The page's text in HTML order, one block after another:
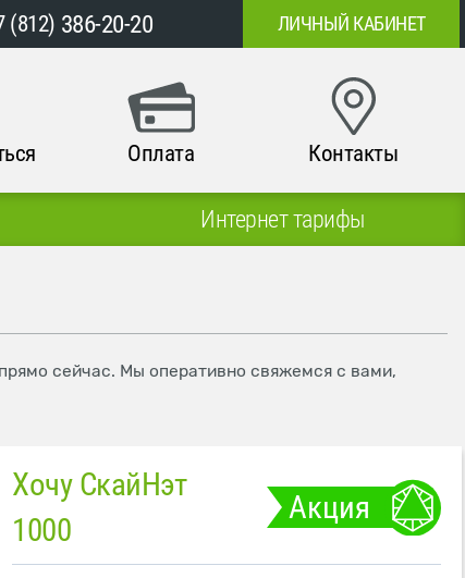
(812) 386-20-20 ЛИЧНЫЙ КАБИНЕТ
Оплата Контакты
Интернет тарифы
сейчас. Мы оперативно свяжемся с вами,
Хочу СкайНэт
1000
Акция